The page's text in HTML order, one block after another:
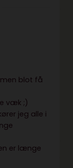
men blot få
væk ;)
jeg alle i
er længe